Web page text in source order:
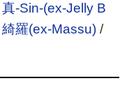
真-Sin-(ex-Jelly B
綺羅(ex-Massu)/